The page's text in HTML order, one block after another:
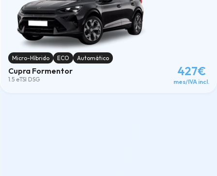
Micro-Híbrido ECO Automático
Cupra Formentor
1.5 eTSI DSG
427€
mes/IVA incl.